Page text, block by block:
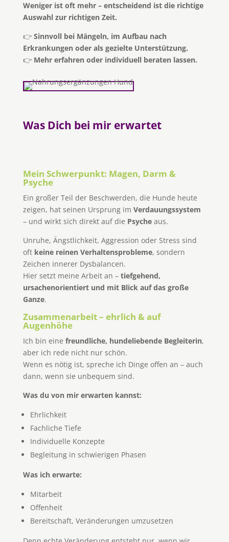
Weniger ist oft mehr – entscheidend ist die richtige
Auswahl zur richtigen Zeit.
👉 Sinnvoll bei Mängeln, im Aufbau nach
Erkrankungen oder als gezielte Unterstützung.
👉 Mehr erfahren oder individuell beraten lassen.
Was Dich bei mir erwartet
Mein Schwerpunkt: Magen, Darm &
Psyche
Ein großer Teil der Beschwerden, die Hunde heute
zeigen, hat seinen Ursprung im Verdauungssystem
– und wirkt sich direkt auf die Psycheaus.
Unruhe, Ängstlichkeit, Aggression oder Stress sind
oft keine reinen Verhaltensprobleme, sondern
Zeichen innerer Dysbalancen.
Hier setzt meine Arbeit an – tiefgehend,
ursachenorientiert und mit Blick auf das große
Ganze.
Zusammenarbeit – ehrlich & auf
Augenhöhe
Ich bin eine freundliche, hundeliebende Begleiterin,
aber ich rede nicht nur schön.
Wenn es nötig ist, spreche ich Dinge offen an – auch
dann, wenn sie unbequem sind.
Was du von mir erwarten kannst:
Ehrlichkeit
Fachliche Tiefe
Individuelle Konzepte
Begleitung in schwierigen Phasen
Was ich erwarte:
Mitarbeit
Offenheit
Bereitschaft, Veränderungen umzusetzen